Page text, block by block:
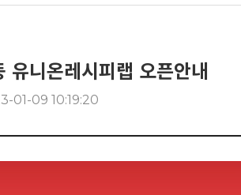
유니온레시피랩 오픈안내
01-09 10:19:20